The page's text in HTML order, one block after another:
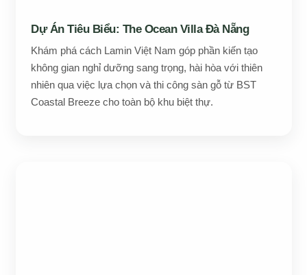
Dự Án Tiêu Biểu: The Ocean Villa Đà Nẵng
Khám phá cách Lamin Việt Nam góp phần kiến tạo
không gian nghỉ dưỡng sang trọng, hài hòa với thiên
nhiên qua việc lựa chọn và thi công sàn gỗ từ BST
Coastal Breeze cho toàn bộ khu biệt thự.